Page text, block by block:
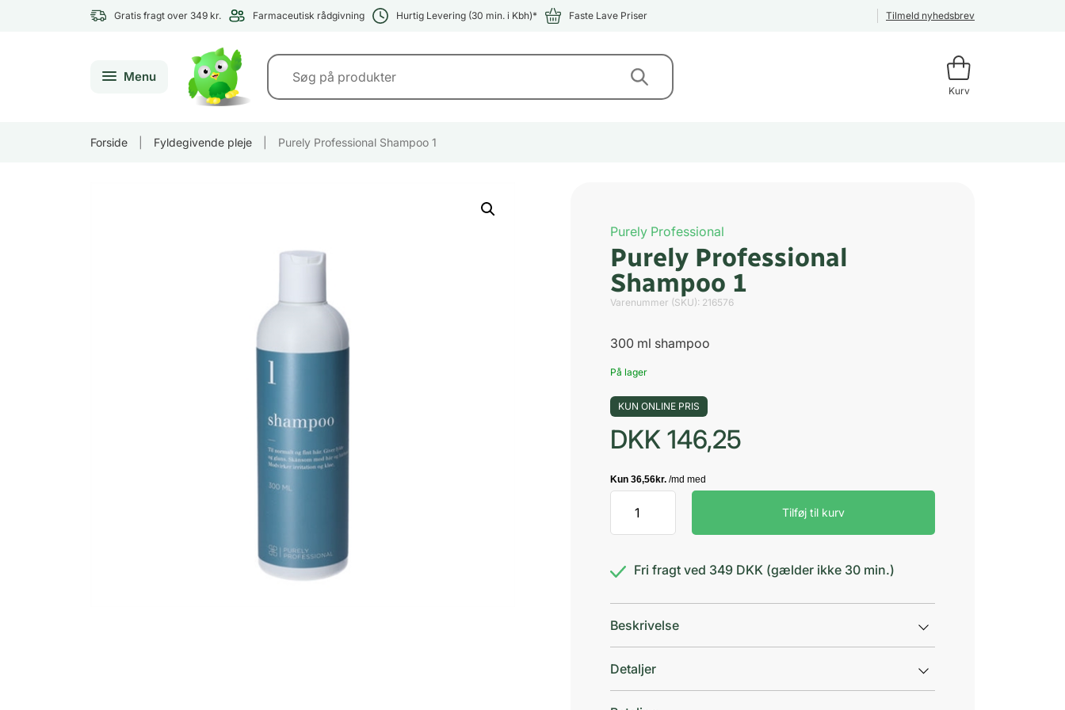
Gratis fragt over 349 kr. Farmaceutisk rådgivning Hurtig Levering (30 min. i Kbh)* Faste Lave Priser Tilmeld nyhedsbrev
Menu
Kurv
Forside Fyldegivende pleje Purely Professional Shampoo 1
Purely Professional
Purely Professional
Shampoo 1
Varenummer (SKU): 216576
300 ml shampoo
På lager
KUN ONLINE PRIS
DKK 146,25
Professional
Shampoo
antal
Tilføj til kurv
Fri fragt ved 349 DKK (gælder ikke 30 min.)
Beskrivelse
Detaljer